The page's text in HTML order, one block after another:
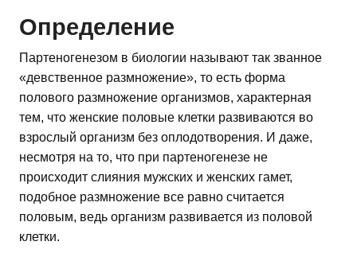
Определение
Партеногенезом в биологии называют так званное
«девственное размножение», то есть форма
полового размножение организмов, характерная
тем, что женские половые клетки развиваются во
взрослый организм без оплодотворения. И даже,
несмотря на то, что при партеногенезе не
происходит слияния мужских и женских гамет,
подобное размножение все равно считается
половым, ведь организм развивается из половой
клетки.